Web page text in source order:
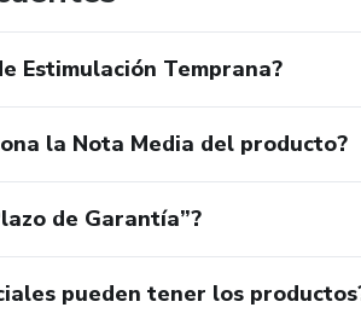
Estimulación Temprana?
la Nota Media del producto?
de Garantía”?
pueden tener los